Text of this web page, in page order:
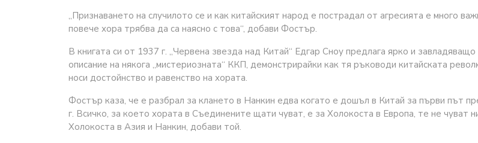
„Признаването на случилото се и как китайският народ е пострадал от агресията е много
повече хора трябва да са наясно с това“, добави Фостър.
В книгата си от 1937 г. „Червена звезда над Китай“ Едгар Сноу предлага ярко и завладяващо
описание на някога „мистериозната“ ККП, демонстрирайки как тя ръководи китайската
носи достойнство и равенство на хората.
Фостър каза, че е разбрал за клането в Нанкин едва когато е дошъл в Китай за първи път
г. Всичко, за което хората в Съединените щати чуват, е за Холокоста в Европа, те не чуват
Холокоста в Азия и Нанкин, добави той.